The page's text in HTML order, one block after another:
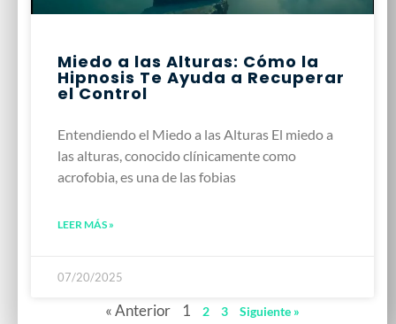
Miedo a las Alturas: Cómo la
Hipnosis Te Ayuda a Recuperar
el Control
Entendiendo el Miedo a las Alturas El miedo a
las alturas, conocido clínicamente como
acrofobia, es una de las fobias
LEER MÁS »
07/20/2025
« Anterior 1 2 3 Siguiente »